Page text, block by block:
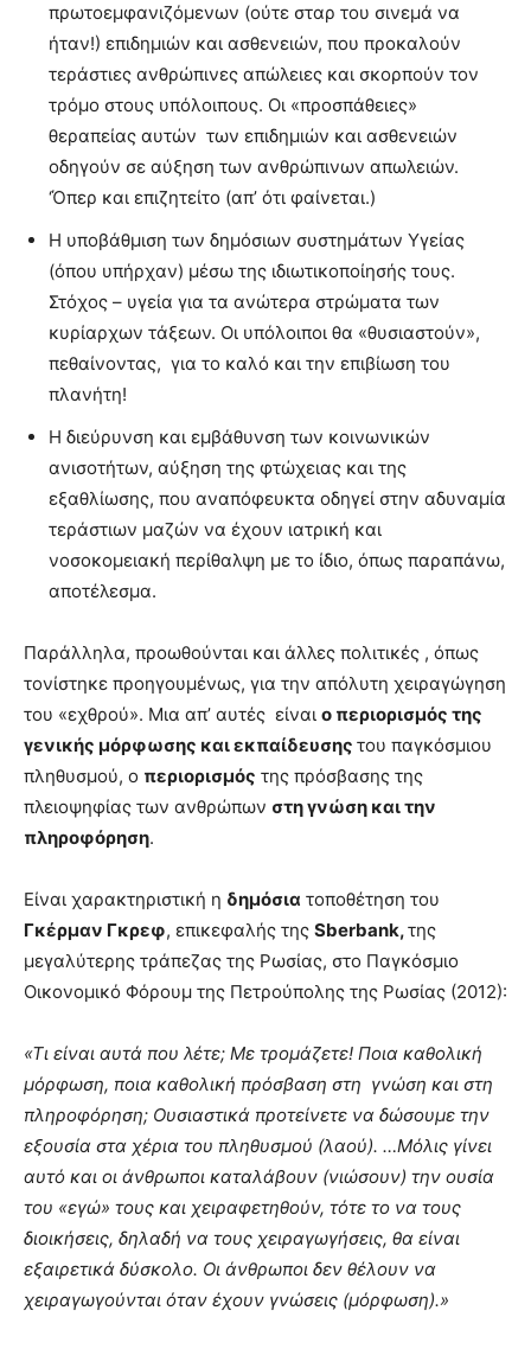
πρωτοεμφανιζόμενων (ούτε σταρ του σινεμά να
ήταν!) επιδημιών και ασθενειών, που προκαλούν
τεράστιες ανθρώπινες απώλειες και σκορπούν τον
τρόμο στους υπόλοιπους. Οι «προσπάθειες»
θεραπείας αυτών των επιδημιών και ασθενειών
οδηγούν σε αύξηση των ανθρώπινων απωλειών.
‘Όπερ και επιζητείτο (απ’ ότι φαίνεται.)
Η υποβάθμιση των δημόσιων συστημάτων Υγείας
(όπου υπήρχαν) μέσω της ιδιωτικοποίησής τους.
Στόχος – υγεία για τα ανώτερα στρώματα των
κυρίαρχων τάξεων. Οι υπόλοιποι θα «θυσιαστούν»,
πεθαίνοντας, για το καλό και την επιβίωση του
πλανήτη!
Η διεύρυνση και εμβάθυνση των κοινωνικών
ανισοτήτων, αύξηση της φτώχειας και της
εξαθλίωσης, που αναπόφευκτα οδηγεί στην αδυναμία
τεράστιων μαζών να έχουν ιατρική και
νοσοκομειακή περίθαλψη με το ίδιο, όπως παραπάνω,
αποτέλεσμα.
Παράλληλα, προωθούνται και άλλες πολιτικές , όπως
τονίστηκε προηγουμένως, για την απόλυτη χειραγώγηση
του «εχθρού». Μια απ’ αυτές είναι ο περιορισμός της
γενικής μόρφωσης και εκπαίδευσης του παγκόσμιου
πληθυσμού, ο περιορισμός της πρόσβασης της
πλειοψηφίας των ανθρώπων στη γνώση και την
πληροφόρηση.
Είναι χαρακτηριστική η δημόσια τοποθέτηση του
Γκέρμαν Γκρεφ, επικεφαλής της Sberbank,της
μεγαλύτερης τράπεζας της Ρωσίας, στο Παγκόσμιο
Οικονομικό Φόρουμ της Πετρούπολης της Ρωσίας (2012):
«Τι είναι αυτά που λέτε; Με τρομάζετε! Ποια καθολική
μόρφωση, ποια καθολική πρόσβαση στη γνώση και στη
πληροφόρηση; Ουσιαστικά προτείνετε να δώσουμε την
εξουσία στα χέρια του πληθυσμού (λαού). …Μόλις γίνει
αυτό και οι άνθρωποι καταλάβουν (νιώσουν) την ουσία
του «εγώ» τους και χειραφετηθούν, τότε το να τους
διοικήσεις, δηλαδή να τους χειραγωγήσεις, θα είναι
εξαιρετικά δύσκολο. Οι άνθρωποι δεν θέλουν να
χειραγωγούνται όταν έχουν γνώσεις (μόρφωση).»